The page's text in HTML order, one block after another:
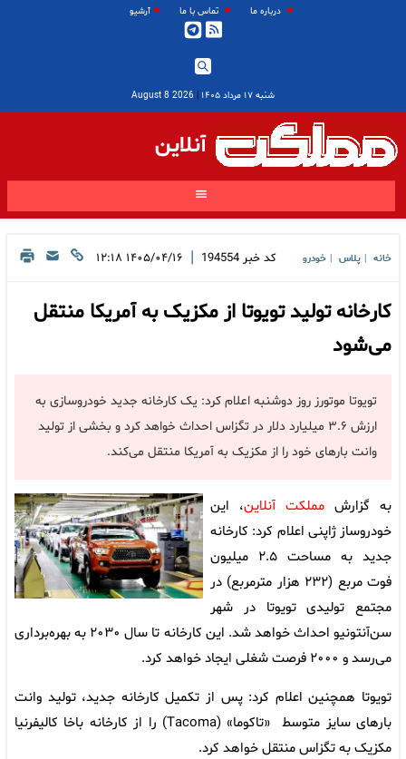
درباره ما تماس با ما آرشیو
شنبه ۱۷ مرداد ۱۴۰۵ |
2026 August 8
آنلاین
خانه پلاس خودرو کد خبر 194554
| ۱۴۰۵/۰۴/۱۶ ۱۲:۱۸
کارخانه تولید تویوتا از مکزیک به آمریکا منتقل
می‌شود
تویوتا موتورز روز دوشنبه اعلام کرد: یک کارخانه جدید خودروسازی به
ارزش ۳.۶ میلیارد دلار در تگزاس احداث خواهد کرد و بخشی از تولید
وانت بارهای خود را از مکزیک به آمریکا منتقل می‌کند.
به گزارش مملکت آنلاین، این
خودروساز ژاپنی اعلام کرد: کارخانه
جدید به مساحت ۲.۵ میلیون
فوت مربع (۲۳۲ هزار مترمربع) در
مجتمع تولیدی تویوتا در شهر
سن‌آنتونیو احداث خواهد شد. این کارخانه تا سال ۲۰۳۰ به بهره‌برداری
می‌رسد و ۲۰۰۰ فرصت شغلی ایجاد خواهد کرد.
تویوتا همچنین اعلام کرد: پس از تکمیل کارخانه جدید، تولید وانت
بارهای سایز متوسط ‌ «تاکوما» (Tacoma) را از کارخانه باخا کالیفرنیا
مکزیک به تگزاس منتقل خواهد کرد.